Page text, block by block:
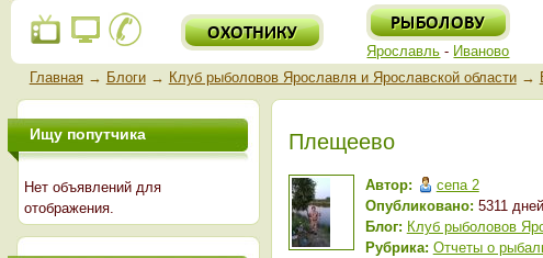
Ярославль - Иваново
Главная→ Блоги→ Клуб рыболовов Ярославля и Ярославской области→
Плещеево
Автор:
сепа 2
Опубликовано: 5311
Блог: Клуб рыболовов
Рубрика: Отчеты о
Ищу попутчика
Нет объявлений для
отображения.